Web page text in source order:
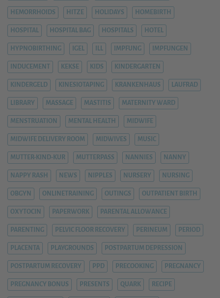
HEMORRHOIDS HITZE HOLIDAYS HOMEBIRTH
HOSPITAL HOSPITAL BAG HOSPITALS HOTEL
HYPNOBIRTHING IGEL ILL IMPFUNG IMPFUNGEN
INDUCEMENT KEKSE KIDS KINDERGARTEN
KINDERGELD KINESIOTAPING KRANKENHAUS LAUFRAD
LIBRARY MASSAGE MASTITIS MATERNITY WARD
MENSTRUATION MENTAL HEALTH MIDWIFE
MIDWIFE DELIVERY ROOM MIDWIVES MUSIC
MUTTER-KIND-KUR MUTTERPASS NANNIES NANNY
NAPPY RASH NEWS NIPPLES NURSERY NURSING
OBGYN ONLINETRAINING OUTINGS OUTPATIENT BIRTH
OXYTOCIN PAPERWORK PARENTAL ALLOWANCE
PARENTING PELVIC FLOOR RECOVERY PERINEUM PERIOD
PLACENTA PLAYGROUNDS POSTPARTUM DEPRESSION
POSTPARTUM RECOVERY PPD PRECOOKING PREGNANCY
PREGNANCY BONUS PRESENTS QUARK RECIPE